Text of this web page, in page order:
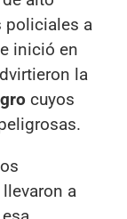
policiales a
inició en
la
cuyos
a